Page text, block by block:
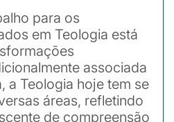
para os
em Teologia está
associada
a Teologia hoje tem se
áreas, refletindo
de compreensão